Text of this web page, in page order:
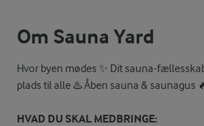
Om Sauna Yard
Hvor byen mødes ✨ Dit sauna-
plads til alle ♨️ Åben sauna & saunagus
HVAD DU SKAL MEDBRINGE: